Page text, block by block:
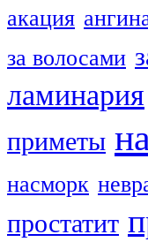
акация
за волосами
ламинария
приметы
насморк
простатит